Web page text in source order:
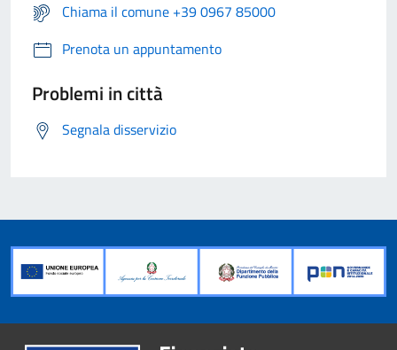
Chiama il comune +39 0967 85000
Prenota un appuntamento
Problemi in città
Segnala disservizio